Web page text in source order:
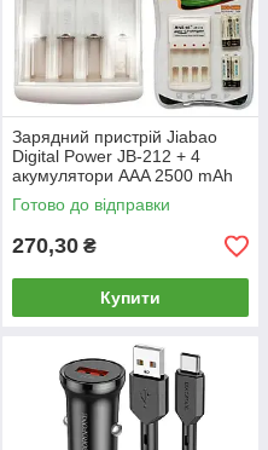
Зарядний пристрій Jiabao
Digital Power JB-212 + 4
акумулятори AAA 2500 mAh
0130
Готово до відправки
270,30 ₴
Купити